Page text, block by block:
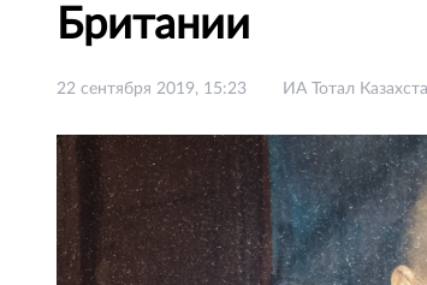
Британии
22 сентября 2019, 15:23 ИА Тотал